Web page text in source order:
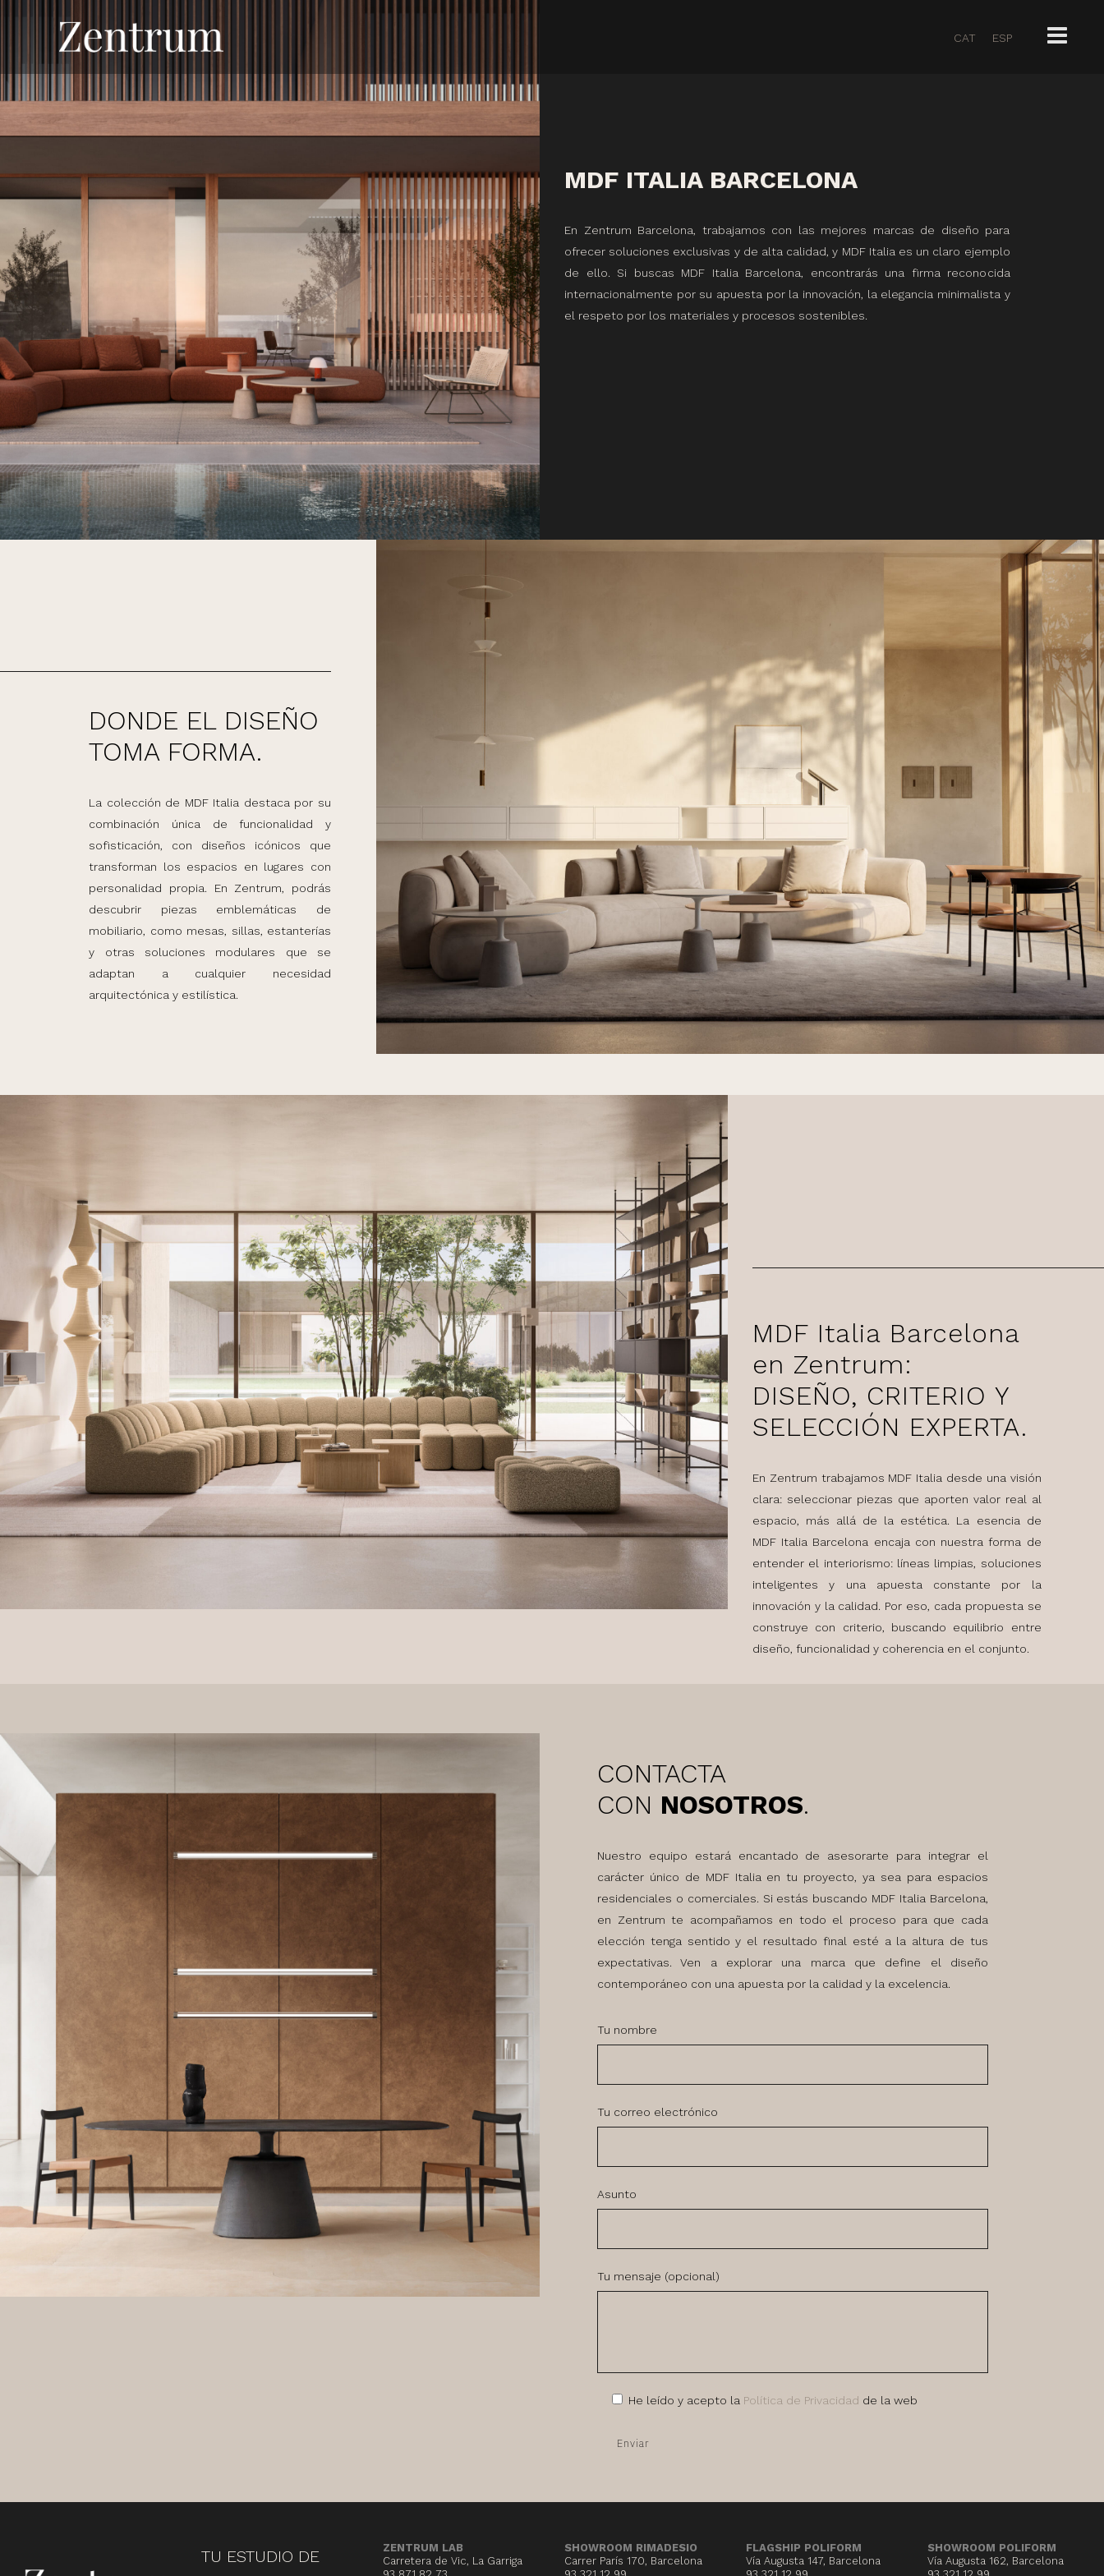
CAT ESP
MDF ITALIA BARCELONA
En Zentrum Barcelona, trabajamos con las mejores marcas de diseño para
ofrecer soluciones exclusivas y de alta calidad, y MDF Italia es un claro ejemplo
de ello. Si buscas MDF Italia Barcelona, encontrarás una firma reconocida
internacionalmente por su apuesta por la innovación, la elegancia minimalista y
el respeto por los materiales y procesos sostenibles.
DONDE EL DISEÑO
TOMA FORMA.
La colección de MDF Italia destaca por su
combinación única de funcionalidad y
sofisticación, con diseños icónicos que
transforman los espacios en lugares con
personalidad propia. En Zentrum, podrás
descubrir piezas emblemáticas de
mobiliario, como mesas, sillas, estanterías
y otras soluciones modulares que se
adaptan a cualquier necesidad
arquitectónica y estilística.
MDF Italia Barcelona
en Zentrum:
DISEÑO, CRITERIO Y
SELECCIÓN EXPERTA.
En Zentrum trabajamos MDF Italia desde una visión
clara: seleccionar piezas que aporten valor real al
espacio, más allá de la estética. La esencia de
MDF Italia Barcelona encaja con nuestra forma de
entender el interiorismo: líneas limpias, soluciones
inteligentes y una apuesta constante por la
innovación y la calidad. Por eso, cada propuesta se
construye con criterio, buscando equilibrio entre
diseño, funcionalidad y coherencia en el conjunto.
CONTACTA
CON NOSOTROS.
Nuestro equipo estará encantado de asesorarte para integrar el
carácter único de MDF Italia en tu proyecto, ya sea para espacios
residenciales o comerciales. Si estás buscando MDF Italia Barcelona,
en Zentrum te acompañamos en todo el proceso para que cada
elección tenga sentido y el resultado final esté a la altura de tus
expectativas. Ven a explorar una marca que define el diseño
contemporáneo con una apuesta por la calidad y la excelencia.
Tu nombre
Tu correo electrónico
Asunto
Tu mensaje (opcional)
He leído y acepto la Política de Privacidad de la web
TU ESTUDIO DE
ZENTRUM LAB
Carretera de Vic, La Garriga
SHOWROOM RIMADESIO
Carrer París 170, Barcelona
FLAGSHIP POLIFORM
Vía Augusta 147, Barcelona
SHOWROOM POLIFORM
Vía Augusta 162, Barcelona